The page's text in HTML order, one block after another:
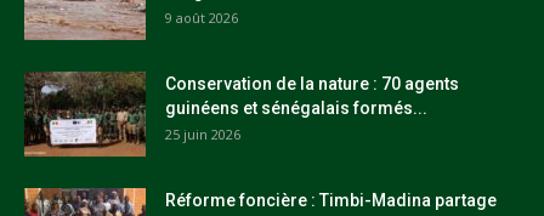
9 août 2026
Conservation de la nature : 70 agents
guinéens et sénégalais formés...
25 juin 2026
Réforme foncière : Timbi-Madina partage